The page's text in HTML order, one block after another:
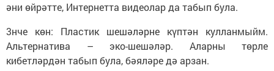
әни өйрәтте, Интернетта видеолар да табып була.
3нче көн: Пластик шешәләрне күптән кулланмыйм.
Альтернатива – эко-шешәләр. Аларны төрле
кибетләрдән табып була, бәяләре дә арзан.